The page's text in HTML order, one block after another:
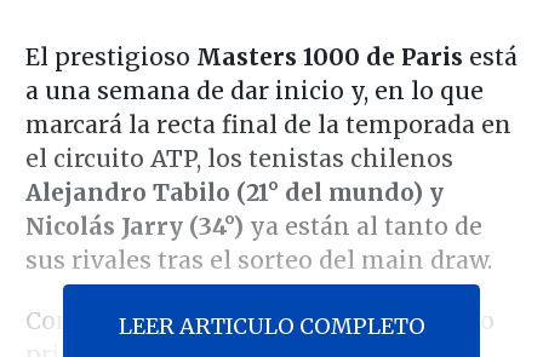
El prestigioso Masters 1000 de Paris está
a una semana de dar inicio y, en lo que
marcará la recta final de la temporada en
el circuito ATP, los tenistas chilenos
Alejandro Tabilo (21° del mundo) y
Nicolás Jarry (34°) ya están al tanto de
sus rivales tras el sorteo del main draw.
Con ambos representantes en el cuadro
LEER ARTICULO COMPLETO